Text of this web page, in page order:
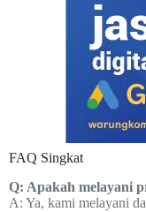
FAQ Singkat
Q: Apakah melayani
A: Ya, kami melayani